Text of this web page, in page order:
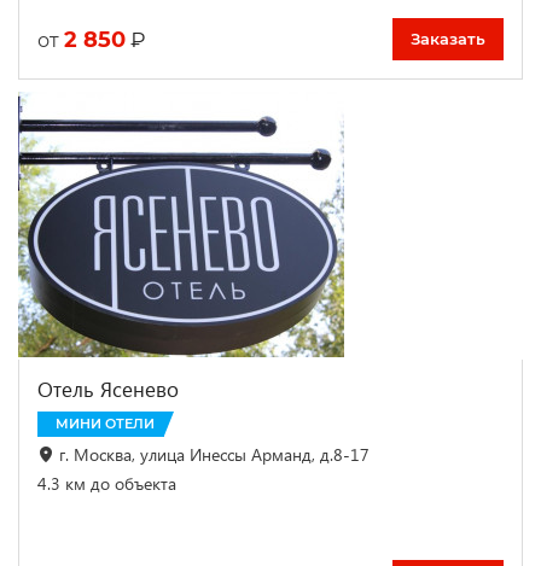
от 2 850 ₽ Заказать
Отель Ясенево
МИНИ ОТЕЛИ
г. Москва, улица Инессы Арманд, д.8-17
4.3 км до объекта